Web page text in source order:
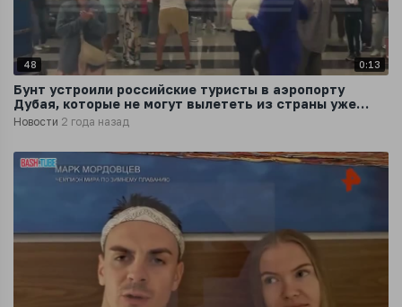
48 0:13
Бунт устроили российские туристы в аэропорту
Дубая, которые не могут вылететь из страны уже
третьи сутки
Новости 2 года назад